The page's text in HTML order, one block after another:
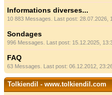
Informations diverses...
10 883 Messages. Last post: 28.07.2026,
Sondages
996 Messages. Last post: 15.12.2025,
FAQ
63 Messages. Last post: 06.12.2012,
Tolkiendil - www.tolkiendil.com